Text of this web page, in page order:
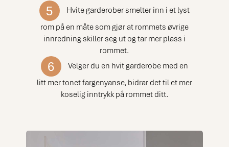
5
Hvite garderober smelter inn i et lyst
rom på en måte som gjør at rommets øvrige
innredning skiller seg ut og tar mer plass i
rommet.
6
Velger du en hvit garderobe med en
litt mer tonet fargenyanse, bidrar det til et mer
koselig inntrykk på rommet ditt.